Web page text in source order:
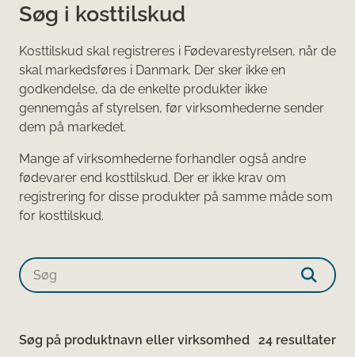
Søg i kosttilskud
Kosttilskud skal registreres i Fødevarestyrelsen, når de
skal markedsføres i Danmark. Der sker ikke en
godkendelse, da de enkelte produkter ikke
gennemgås af styrelsen, før virksomhederne sender
dem på markedet.
Mange af virksomhederne forhandler også andre
fødevarer end kosttilskud. Der er ikke krav om
registrering for disse produkter på samme måde som
for kosttilskud.​​​​​​
Søg på produktnavn eller virksomhed 24 resultater